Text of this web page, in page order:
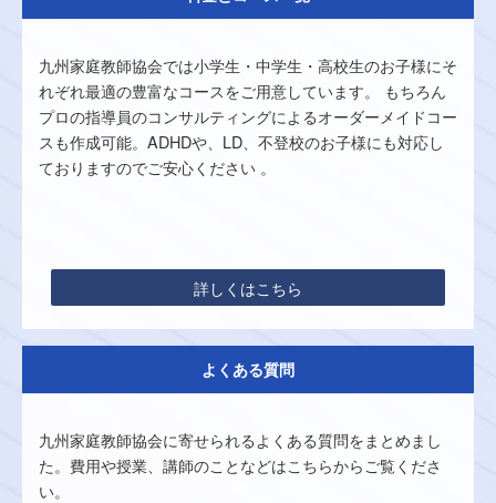
九州家庭教師協会では小学生・中学生・高校生のお子様にそ
れぞれ最適の豊富なコースをご用意しています。 もちろん
プロの指導員のコンサルティングによるオーダーメイドコー
スも作成可能。ADHDや、LD、不登校のお子様にも対応し
ておりますのでご安心ください 。
詳しくはこちら
よくある質問
九州家庭教師協会に寄せられるよくある質問をまとめまし
た。費用や授業、講師のことなどはこちらからご覧くださ
い。